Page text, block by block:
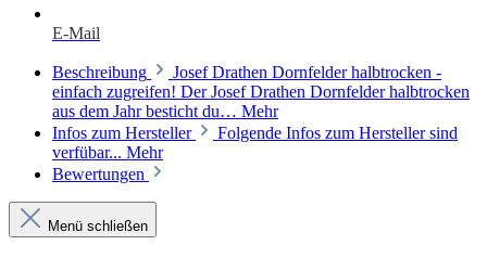
E-Mail
Beschreibung
Josef Drathen Dornfelder halbtrocken -
einfach zugreifen! Der Josef Drathen Dornfelder halbtrocken
aus dem Jahr besticht du… Mehr
Infos zum Hersteller
Folgende Infos zum Hersteller sind
verfübar... Mehr
Bewertungen
Menü schließen